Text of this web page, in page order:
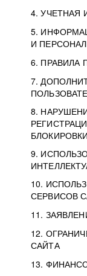
4. УЧЕТНАЯ
5.
И
6. ПРАВИЛА
7.
8.
БЛОКИРОВКИ
9.
10.
СЕРВИСОВ
11.
12.
САЙТА
13.